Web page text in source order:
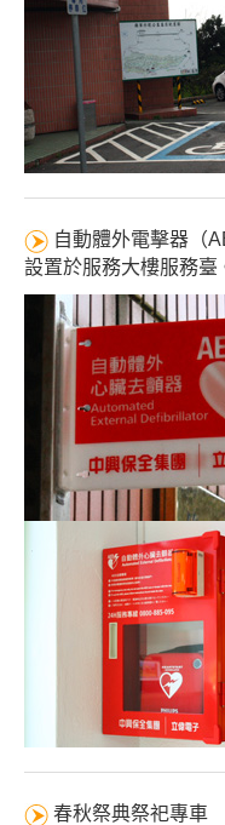
自動體外電擊器（
設置於服務大樓服務臺
春秋祭典祭祀專車